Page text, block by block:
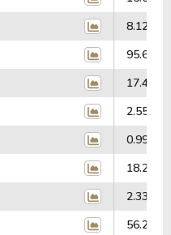
8.12
95.63
17.49
2.55
0.99%
18.21%
2.33%
56.21%